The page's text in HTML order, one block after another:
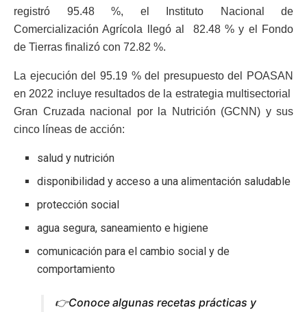
registró 95.48 %, el Instituto Nacional de
Comercialización Agrícola llegó al 82.48 % y el Fondo
de Tierras finalizó con 72.82 %.
La ejecución del 95.19 % del presupuesto del POASAN
en 2022 incluye resultados de la estrategia multisectorial
Gran Cruzada nacional por la Nutrición (GCNN) y sus
cinco líneas de acción:
salud y nutrición
disponibilidad y acceso a una alimentación saludable
protección social
agua segura, saneamiento e higiene
comunicación para el cambio social y de
comportamiento
👉Conoce algunas recetas prácticas y